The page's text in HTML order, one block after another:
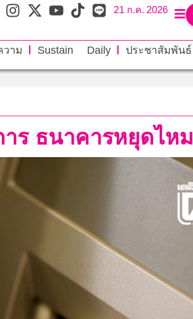
21 ก.ค. 2026
าม Sustain Daily ประชาสัมพันธ์
ร ธนาคารหยุดไหม